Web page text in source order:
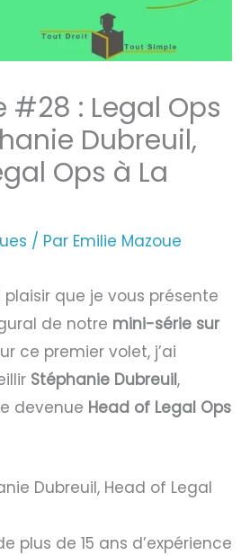
#28 : Legal Ops
Dubreuil,
Ops à La
/ Par Emilie Mazoue
que je vous présente
de notre mini-série sur
ce premier volet, j’ai
Stéphanie Dubreuil,
devenue Head of Legal Ops
Dubreuil, Head of Legal
plus de 15 ans d’expérience